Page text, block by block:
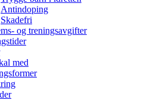
Antindoping
Skadefri
og treningsavgifter
med